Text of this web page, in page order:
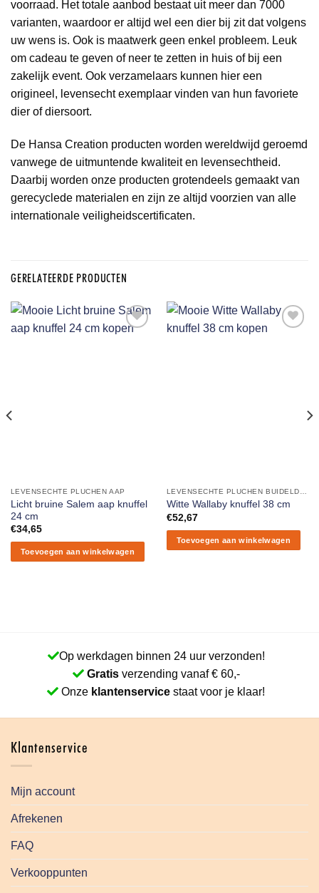
voorraad. Het totale aanbod bestaat uit meer dan 7000
varianten, waardoor er altijd wel een dier bij zit dat volgens
uw wens is. Ook is maatwerk geen enkel probleem. Leuk
om cadeau te geven of neer te zetten in huis of bij een
zakelijk event. Ook verzamelaars kunnen hier een
origineel, levensecht exemplaar vinden van hun favoriete
dier of diersoort.
De Hansa Creation producten worden wereldwijd geroemd
vanwege de uitmuntende kwaliteit en levensechtheid.
Daarbij worden onze producten grotendeels gemaakt van
gerecyclede materialen en zijn ze altijd voorzien van alle
internationale veiligheidscertificaten.
GERELATEERDE PRODUCTEN
LEVENSECHTE PLUCHEN AAP
Licht bruine Salem aap knuffel
24 cm
€34,65
Toevoegen aan winkelwagen
Witte Wallaby knuffel 38 cm
€52,67
Toevoegen aan winkelwagen
Op werkdagen binnen 24 uur verzonden!
Gratisverzending vanaf € 60,-
Onze klantenservice staat voor je klaar!
Klantenservice
Mijn account
Afrekenen
FAQ
Verkooppunten